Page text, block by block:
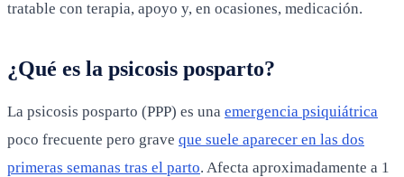
tratable con terapia, apoyo y, en ocasiones, medicación.
¿Qué es la psicosis posparto?
La psicosis posparto (PPP) es una emergencia psiquiátrica
poco frecuente pero grave que suele aparecer en las dos
primeras semanas tras el parto. Afecta aproximadamente a 1